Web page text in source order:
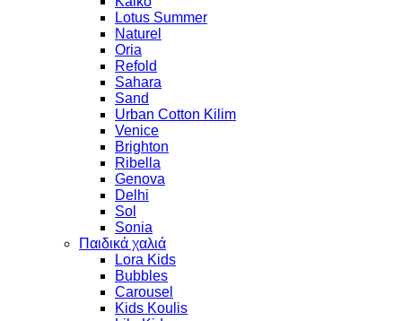
Lotus Summer
Naturel
Oria
Refold
Sahara
Sand
Urban Cotton Kilim
Venice
Brighton
Ribella
Genova
Delhi
Sol
Sonia
Παιδικά χαλιά
Lora Kids
Bubbles
Carousel
Kids Koulis